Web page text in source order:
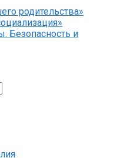
родительства»
Безопасность и